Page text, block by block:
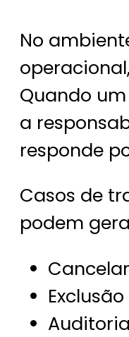
No
Quando
a
responde
Casos de
podem